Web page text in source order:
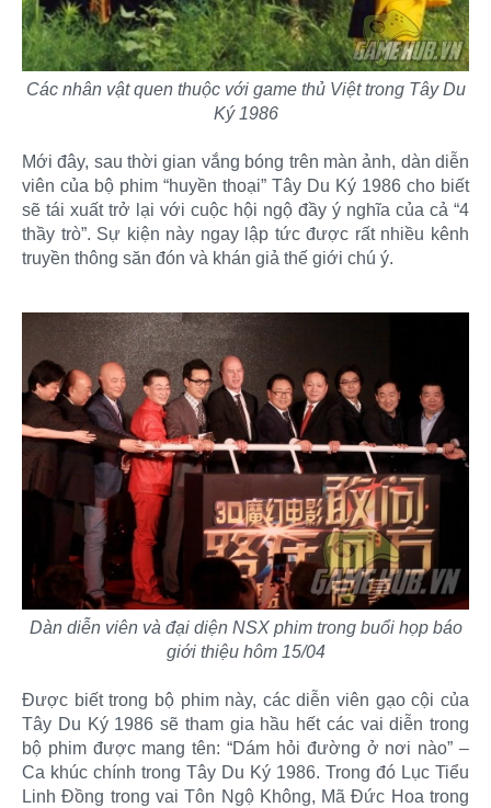
Các nhân vật quen thuộc với game thủ Việt trong Tây Du
Ký 1986
Mới đây, sau thời gian vắng bóng trên màn ảnh, dàn diễn
viên của bộ phim “huyền thoại” Tây Du Ký 1986 cho biết
sẽ tái xuất trở lại với cuộc hội ngộ đầy ý nghĩa của cả “4
thầy trò”. Sự kiện này ngay lập tức được rất nhiều kênh
truyền thông săn đón và khán giả thế giới chú ý.
Dàn diễn viên và đại diện NSX phim trong buổi họp báo
giới thiệu hôm 15/04
Được biết trong bộ phim này, các diễn viên gạo cội của
Tây Du Ký 1986 sẽ tham gia hầu hết các vai diễn trong
bộ phim được mang tên: “Dám hỏi đường ở nơi nào” –
Ca khúc chính trong Tây Du Ký 1986. Trong đó Lục Tiểu
Linh Đồng trong vai Tôn Ngộ Không, Mã Đức Hoa trong